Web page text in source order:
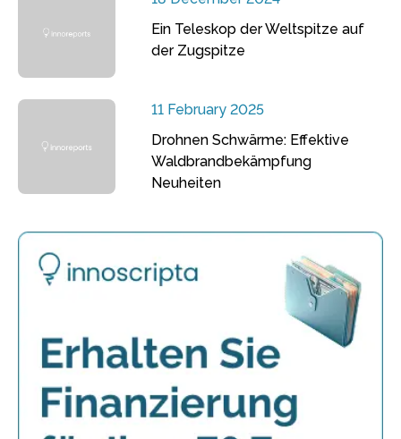
Ein Teleskop der Weltspitze auf
der Zugspitze
11 February 2025
Drohnen Schwärme: Effektive
Waldbrandbekämpfung
Neuheiten